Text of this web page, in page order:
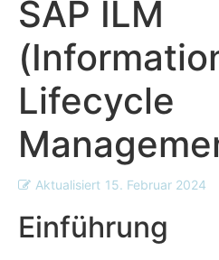
SAP ILM
Lifecycle
Aktualisiert 15. Februar 2024
Einführung